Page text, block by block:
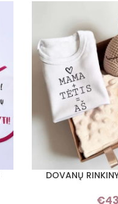
PASIRINKTI SAVYBES
DOVANŲ
€